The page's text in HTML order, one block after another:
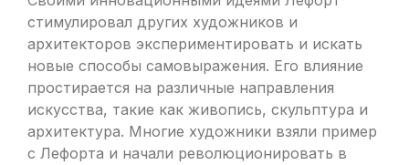
стимулировал других художников и
архитекторов экспериментировать и искать
новые способы самовыражения. Его влияние
простирается на различные направления
искусства, такие как живопись, скульптура и
архитектура. Многие художники взяли пример
с Лефорта и начали революционировать в